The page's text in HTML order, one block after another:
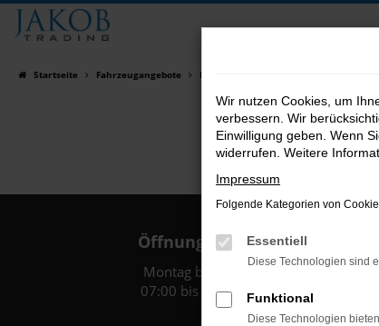
Zum
Hauptinhalt
Startseite Fahrzeugangebote Fahrzeugsuche
Öffnungszeiten:
Montag bis Freitag:
07:00 bis 18:00 Uhr
Wir nutzen Cookies, um
verbessern. Wir
Einwilligung geben. Wenn
widerrufen. Weitere
Impressum
Folgende Kategorien von
Essentiell
Diese Technologien sind
Funktional
Diese Technologien